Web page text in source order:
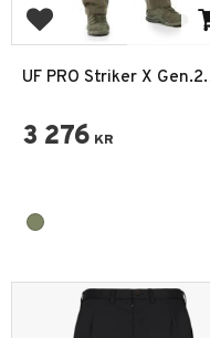
Add to favorites
UF PRO Striker X Gen.2
3 276 KR